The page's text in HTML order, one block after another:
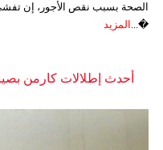
الصحة بسبب نقص الأجور، إن تفشي
�... المزيد
أحدث إطلالات كارمن